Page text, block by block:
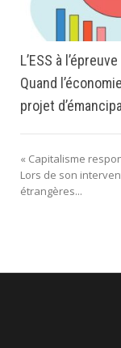
L’ESS à
Quand
projet
« Capitalisme
Lors de son
étrangères...